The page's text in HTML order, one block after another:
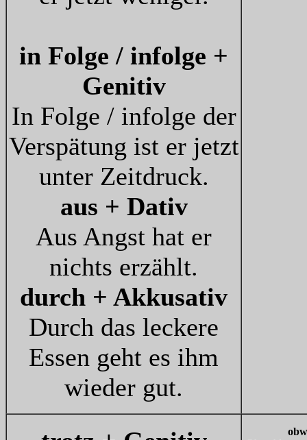
in Folge / infolge +
Genitiv
In Folge / infolge der
Verspätung ist er jetzt
unter Zeitdruck.
aus + Dativ
Aus Angst hat er
nichts erzählt.
durch + Akkusativ
Durch das leckere
Essen geht es ihm
wieder gut.